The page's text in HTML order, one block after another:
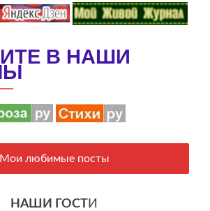
В НАШИ
Мои любимые посты
НАШИ ГОСТИ